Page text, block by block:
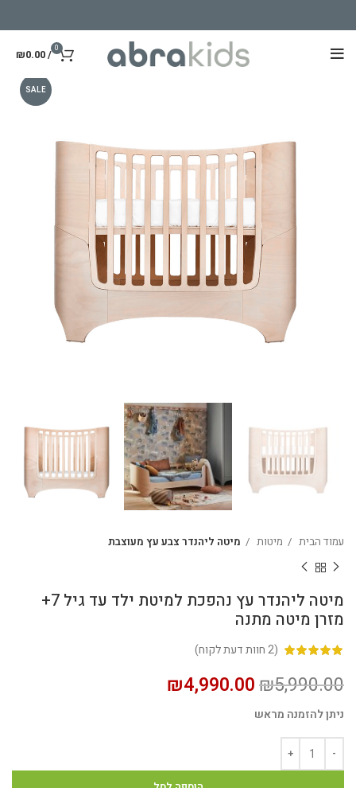
0
/
₪0.00
SALE
עמוד הבית מיטות מיטה ליהנדר צבע עץ מעוצבת
מיטה ליהנדר עץ נהפכת למיטת ילד עד גיל 7+
מזרן מיטה מתנה
(
2חוות דעת לקוח)
₪5,990.00
₪4,990.00
ניתן להזמנה מראש